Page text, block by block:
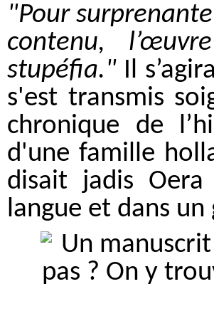
"Pour
contenu,
stupéfia." Il
s'est transmis
chronique de
d'une famille
disait jadis
langue et dans